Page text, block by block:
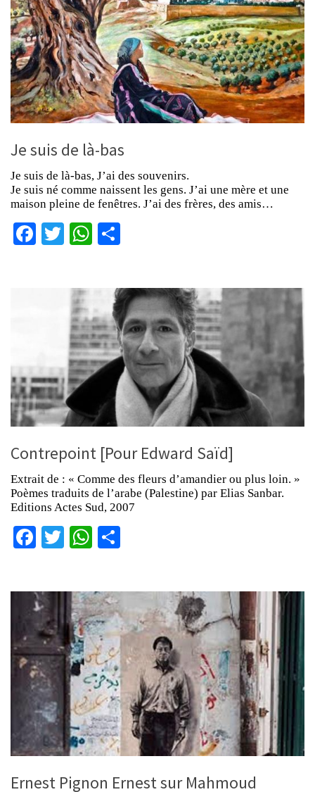
Je suis de là-bas
Je suis de là-bas, J’ai des souvenirs.
Je suis né comme naissent les gens. J’ai une mère et une
maison pleine de fenêtres. J’ai des frères, des amis…
Facebook
TwitterWhatsApp
Contrepoint [Pour Edward Saïd]
Extrait de : « Comme des fleurs d’amandier ou plus loin. »
Poèmes traduits de l’arabe (Palestine) par Elias Sanbar.
Editions Actes Sud, 2007
Facebook
TwitterWhatsApp
Ernest Pignon Ernest sur Mahmoud